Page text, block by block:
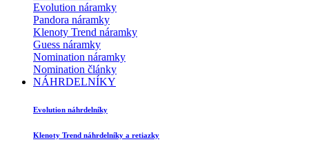
Evolution náramky
Pandora náramky
Klenoty Trend náramky
Guess náramky
Nomination náramky
Nomination články
NÁHRDELNÍKY
Evolution náhrdelníky
Klenoty Trend náhrdelníky a retiazky